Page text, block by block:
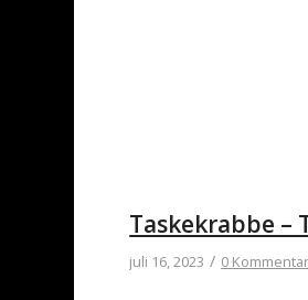
Taskekrabbe –
juli 16, 2023 / 0